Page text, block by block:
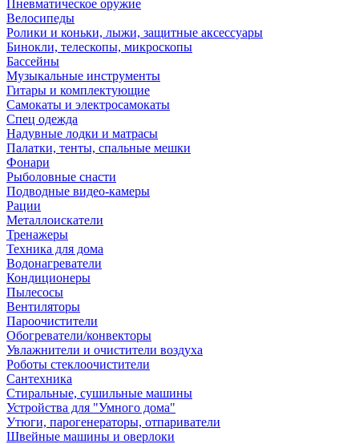
Пневматическое оружие
Велосипеды
Ролики и коньки, лыжи, защитные аксессуары
Бинокли, телескопы, микроскопы
Бассейны
Музыкальные инструменты
Гитары и комплектующие
Самокаты и электросамокаты
Спец одежда
Надувные лодки и матрасы
Палатки, тенты, спальные мешки
Фонари
Рыболовные снасти
Подводные видео-камеры
Рации
Металлоискатели
Тренажеры
Техника для дома
Водонагреватели
Кондиционеры
Пылесосы
Вентиляторы
Пароочистители
Обогреватели/конвекторы
Увлажнители и очистители воздуха
Роботы стеклоочистители
Сантехника
Стиральные, сушильные машины
Устройства для "Умного дома"
Утюги, парогенераторы, отпариватели
Швейные машины и оверлоки